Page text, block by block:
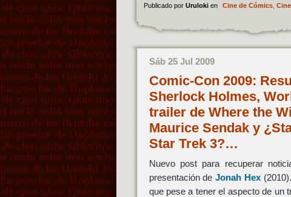
Publicado por Uruloki en Cine de Cómics,
Sáb 25 Jul 2009
Comic-Con 2009:
Sherlock Holmes,
trailer de Where the
Maurice Sendak y
Star Trek 3?…
Nuevo post para recuperar
presentación deJonah Hex
que pese a tener el aspecto de un